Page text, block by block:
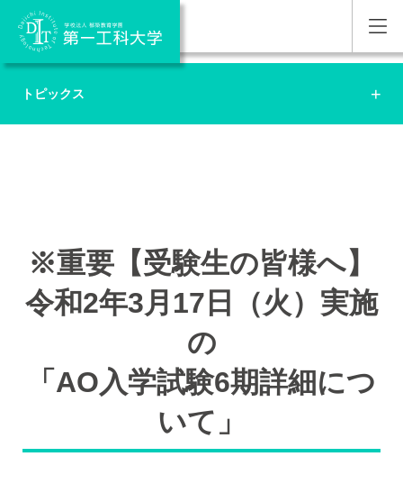
トピックス
※重要【受験生の皆様へ】
令和2年3月17日（火）実施
の
「AO入学試験6期詳細につ
いて」